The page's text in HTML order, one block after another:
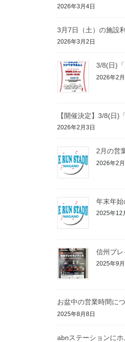
2026年3月4日
3月7日（土）の施設
2026年3月2日
3/8(日)
2026年2
【開催決定】3/8(日)
2026年2月3日
2月の営
2026年2
年末年
2025年12
信州ブレ
2025年9月
お盆中の営業時間に
2025年8月8日
abnステーションにホ